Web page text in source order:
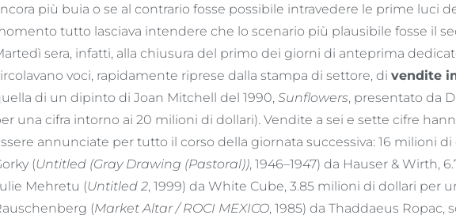
più buia o se al contrario fosse possibile intravedere le prime luci
tutto lasciava intendere che lo scenario più plausibile fosse il
sera, infatti, alla chiusura del primo dei giorni di anteprima
voci, rapidamente riprese dalla stampa di settore, di vendite
di un dipinto di Joan Mitchell del 1990, Sunflowers, presentato da
una cifra intorno ai 20 milioni di dollari). Vendite a sei e sette cifre
annunciate per tutto il corso della giornata successiva: 16 milioni
(Untitled (Gray Drawing (Pastoral)), 1946–1947) da Hauser & Wirth,
Mehretu (Untitled 2, 1999) da White Cube, 3.85 milioni di dollari per
(Market Altar / ROCI MEXICO, 1985) da Thaddaeus Ropac,